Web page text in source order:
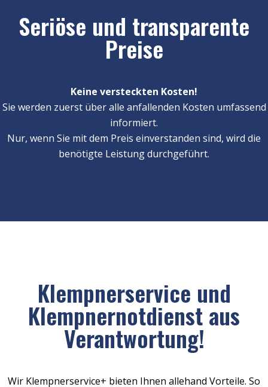
Seriöse und transparente
Preise
Keine versteckten Kosten!
Sie werden zuerst über alle anfallenden Kosten umfassend
informiert.
Nur, wenn Sie mit dem Preis einverstanden sind, wird die
benötigte Leistung durchgeführt.
Klempnerservice und
Klempnernotdienst aus
Verantwortung!
Wir Klempnerservice+ bieten Ihnen allehand Vorteile. So